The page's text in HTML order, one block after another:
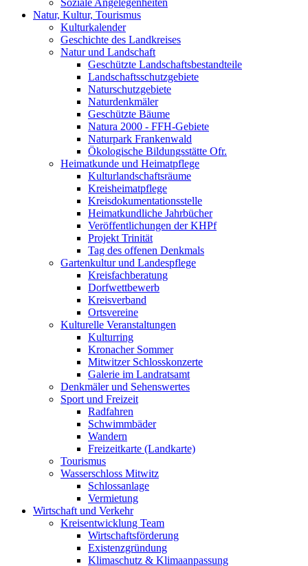
Soziale Angelegenheiten
Natur, Kultur, Tourismus
Kulturkalender
Geschichte des Landkreises
Natur und Landschaft
Geschützte Landschaftsbestandteile
Landschaftsschutzgebiete
Naturschutzgebiete
Naturdenkmäler
Geschützte Bäume
Natura 2000 - FFH-Gebiete
Naturpark Frankenwald
Ökologische Bildungsstätte Ofr.
Heimatkunde und Heimatpflege
Kulturlandschaftsräume
Kreisheimatpflege
Kreisdokumentationsstelle
Heimatkundliche Jahrbücher
Veröffentlichungen der KHPf
Projekt Trinität
Tag des offenen Denkmals
Gartenkultur und Landespflege
Kreisfachberatung
Dorfwettbewerb
Kreisverband
Ortsvereine
Kulturelle Veranstaltungen
Kulturring
Kronacher Sommer
Mitwitzer Schlosskonzerte
Galerie im Landratsamt
Denkmäler und Sehenswertes
Sport und Freizeit
Radfahren
Schwimmbäder
Wandern
Freizeitkarte (Landkarte)
Tourismus
Wasserschloss Mitwitz
Schlossanlage
Vermietung
Wirtschaft und Verkehr
Kreisentwicklung Team
Wirtschaftsförderung
Existenzgründung
Klimaschutz & Klimaanpassung